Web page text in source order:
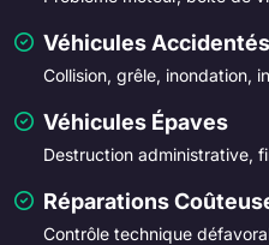
Véhicules Accidentés
Collision, grêle, inondation,
Véhicules Épaves
Destruction administrative,
Réparations
Contrôle technique